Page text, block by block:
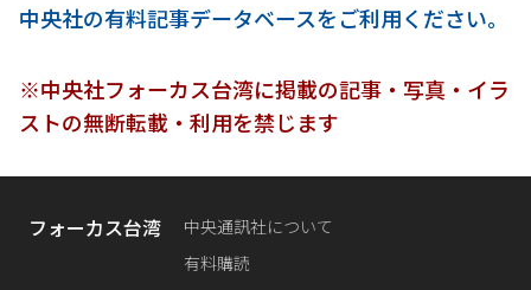
中央社の有料記事データベースをご利用ください。
※中央社フォーカス台湾に掲載の記事・写真・イラ
ストの無断転載・利用を禁じます
フォーカス台湾
中央通訊社について
有料購読